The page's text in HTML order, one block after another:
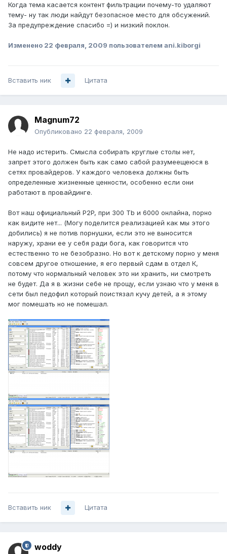
Когда тема касается контент фильтрации почему-то удаляют
тему- ну так люди найдут безопасное место для обсужений.
За предупреждение спасибо =) и низкий поклон.
Изменено 22 февраля, 2009 пользователем ani.kiborgi
Вставить ник Цитата
Magnum72
Опубликовано 22 февраля, 2009
Не надо истерить. Смысла собирать круглые столы нет,
запрет этого должен быть как само сабой разумеещеюся в
сетях провайдеров. У каждого человека должны быть
определенные жизненные ценности, особенно если они
работают в провайдинге.
Вот наш официальный P2P, при 300 Tb и 6000 онлайна, порно
как видите нет... (Могу поделится реализацией как мы этого
добились) я не потив порнушки, если это не выносится
наружу, храни ее у себя ради бога, как говорится что
естественно то не безобразно. Но вот к детскому порно у меня
совсем другое отношение, я его первый сдам в отдел К,
потому что нормальный человек это ни хранить, ни смотреть
не будет. Да я в жизни себе не прощу, если узнаю что у меня в
сети был педофил который поистязал кучу детей, а я этому
мог помешать но не помешал.
Вставить ник Цитата
woddy